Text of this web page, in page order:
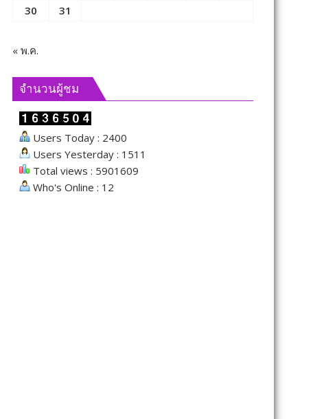
30
31
« พ.ค.
จำนวนผู้ชม
Users Today : 2400
Users Yesterday : 1511
Total views : 5901609
Who's Online : 12